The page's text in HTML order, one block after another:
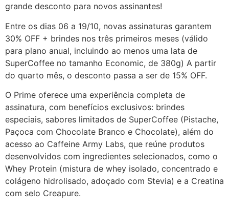
grande desconto para novos assinantes!
Entre os dias 06 a 19/10, novas assinaturas garantem
30% OFF + brindes nos três primeiros meses (válido
para plano anual, incluindo ao menos uma lata de
SuperCoffee no tamanho Economic, de 380g) A partir
do quarto mês, o desconto passa a ser de 15% OFF.
O Prime oferece uma experiência completa de
assinatura, com benefícios exclusivos: brindes
especiais, sabores limitados de SuperCoffee (Pistache,
Paçoca com Chocolate Branco e Chocolate), além do
acesso ao Caffeine Army Labs, que reúne produtos
desenvolvidos com ingredientes selecionados, como o
Whey Protein (mistura de whey isolado, concentrado e
colágeno hidrolisado, adoçado com Stevia) e a Creatina
com selo Creapure.